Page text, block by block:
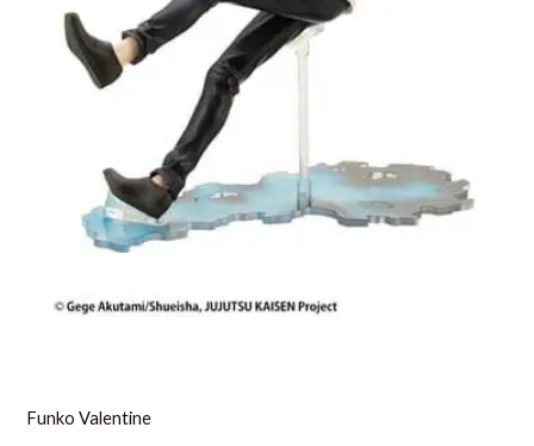
Funko Valentine
Hidden
Inventory
Premature